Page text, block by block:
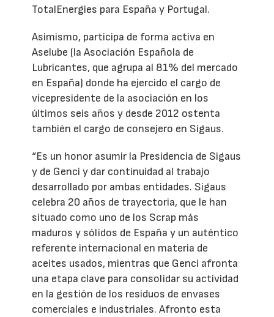
TotalEnergies para España y Portugal.
Asimismo, participa de forma activa en
Aselube (la Asociación Española de
Lubricantes, que agrupa al 81% del mercado
en España) donde ha ejercido el cargo de
vicepresidente de la asociación en los
últimos seis años y desde 2012 ostenta
también el cargo de consejero en Sigaus.
“Es un honor asumir la Presidencia de Sigaus
y de Genci y dar continuidad al trabajo
desarrollado por ambas entidades. Sigaus
celebra 20 años de trayectoria, que le han
situado como uno de los Scrap más
maduros y sólidos de España y un auténtico
referente internacional en materia de
aceites usados, mientras que Genci afronta
una etapa clave para consolidar su actividad
en la gestión de los residuos de envases
comerciales e industriales. Afronto esta